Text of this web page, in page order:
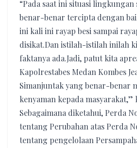
“Pada saat ini situasi
benar-benar tercipta dengan
ini kali ini rayap besi sampai
disikat.Dan istilah-istilah inilah
faktanya ada.Jadi, patut kita
Kapolrestabes Medan Kombes
Simanjuntak yang benar-benar
kenyaman kepada masyarakat,”
Sebagaimana diketahui, Perda
tentang Perubahan atas Perda
tentang pengelolaan